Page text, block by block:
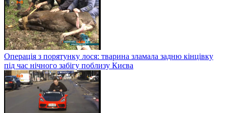
Операція з порятунку лося: тварина зламала задню кінцівку
під час нічного забігу поблизу Києва